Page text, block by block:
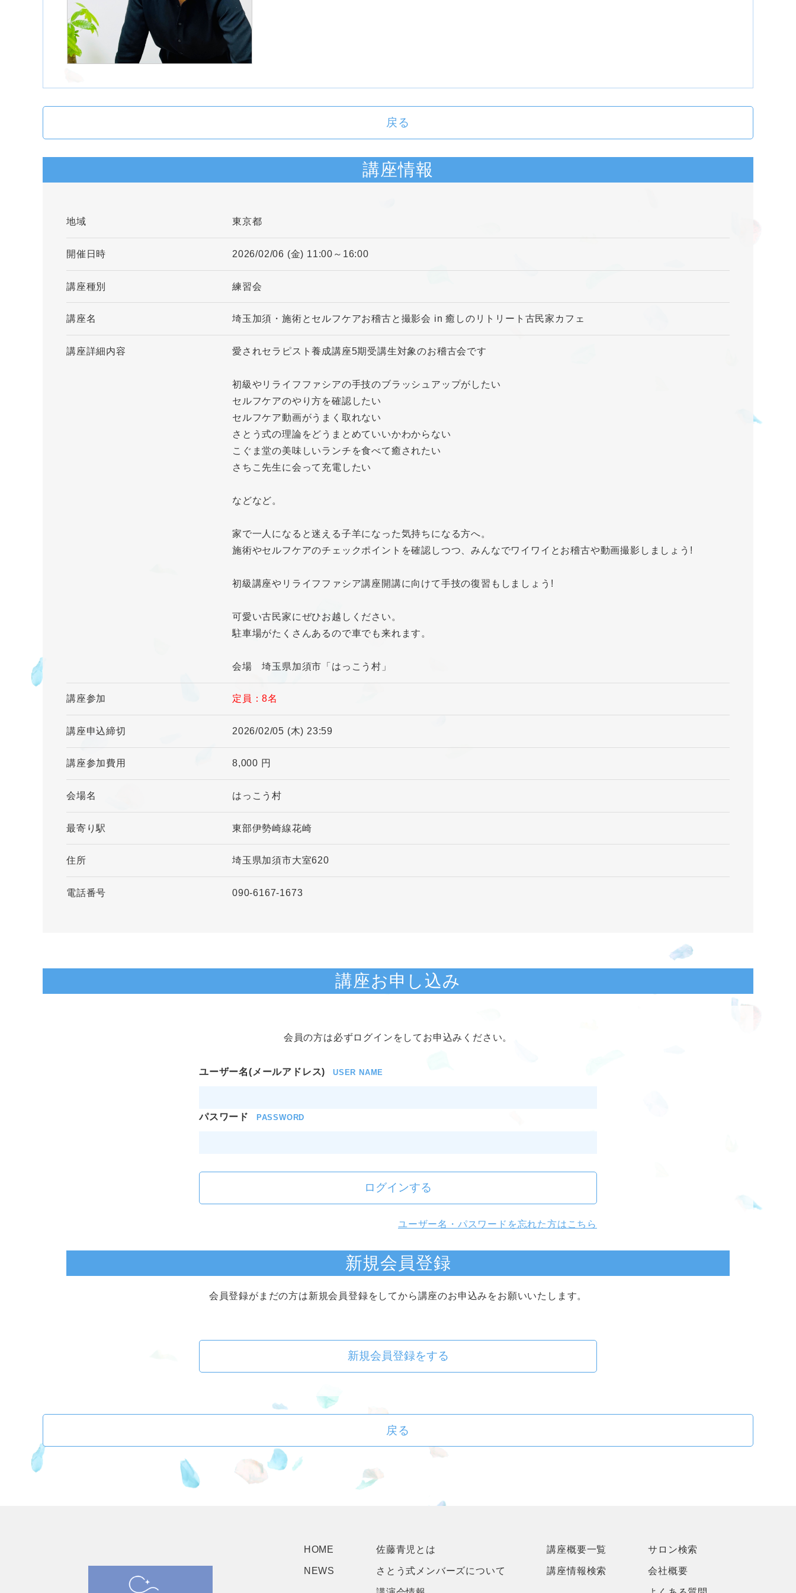
戻る
講座情報
地域 東京都
開催日時 2026/02/06 (金) 11:00～16:00
講座種別 練習会
講座名 埼玉加須・施術とセルフケアお稽古と撮影会 in 癒しのリトリート古民家カフェ
講座詳細内容 愛されセラピスト養成講座5期受講生対象のお稽古会です
初級やリライフファシアの手技のブラッシュアップがしたい
セルフケアのやり方を確認したい
セルフケア動画がうまく取れない
さとう式の理論をどうまとめていいかわからない
こぐま堂の美味しいランチを食べて癒されたい
さちこ先生に会って充電したい
などなど。
家で一人になると迷える子羊になった気持ちになる方へ。
施術やセルフケアのチェックポイントを確認しつつ、みんなでワイワイとお稽古や動画撮影しましょう!
初級講座やリライフファシア講座開講に向けて手技の復習もしましょう!
可愛い古民家にぜひお越しください。
駐車場がたくさんあるので車でも来れます。
会場 埼玉県加須市「はっこう村」
講座参加 定員：8名
講座申込締切 2026/02/05 (木) 23:59
講座参加費用 8,000 円
会場名 はっこう村
最寄り駅 東部伊勢崎線花崎
住所 埼玉県加須市大室620
電話番号 090-6167-1673
講座お申し込み
会員の方は必ずログインをしてお申込みください。
ユーザー名(メールアドレス) USER NAME
パスワード PASSWORD
ログインする
ユーザー名・パスワードを忘れた方はこちら
新規会員登録
会員登録がまだの方は新規会員登録をしてから講座のお申込みをお願いいたします。
新規会員登録をする
戻る
HOME
NEWS
佐藤青児とは
さとう式メンバーズについて
講座概要一覧
講座情報検索
サロン検索
会社概要